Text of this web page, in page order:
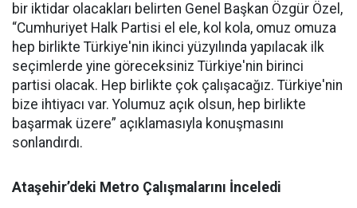
bir iktidar olacakları belirten Genel Başkan Özgür Özel,
“Cumhuriyet Halk Partisi el ele, kol kola, omuz omuza
hep birlikte Türkiye'nin ikinci yüzyılında yapılacak ilk
seçimlerde yine göreceksiniz Türkiye'nin birinci
partisi olacak. Hep birlikte çok çalışacağız. Türkiye'nin
bize ihtiyacı var. Yolumuz açık olsun, hep birlikte
başarmak üzere” açıklamasıyla konuşmasını
sonlandırdı.
Ataşehir’deki Metro Çalışmalarını İnceledi